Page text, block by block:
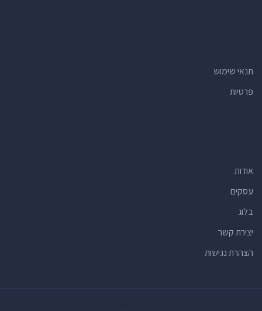
תנאי שימוש
פרטיות
אודות
עסקים
בלוג
יצירת קשר
הצהרת נגישות